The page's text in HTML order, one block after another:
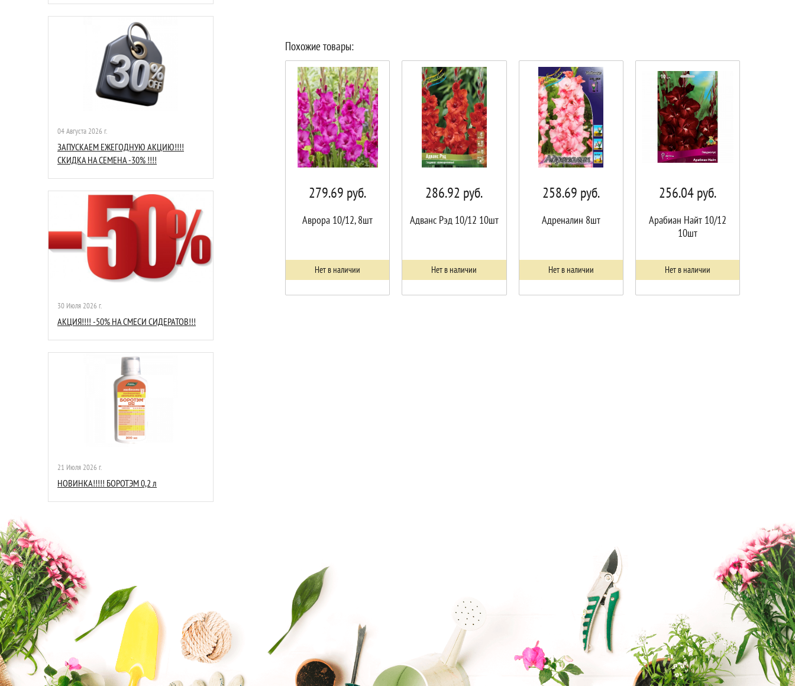
04 Августа 2026 г.
ЗАПУСКАЕМ ЕЖЕГОДНУЮ АКЦИЮ!!!!
СКИДКА НА СЕМЕНА -30% !!!!
30 Июля 2026 г.
АКЦИЯ!!!! -50% НА СМЕСИ СИДЕРАТОВ!!!
21 Июля 2026 г.
НОВИНКА!!!!! БОРОТЭМ 0,2 л
Похожие товары:
279.69 руб.
Аврора 10/12, 8шт
Нет в наличии
286.92 руб.
Адванс Рэд 10/12 10шт
Нет в наличии
258.69 руб.
Адреналин 8шт
Нет в наличии
256.04руб.
Арабиан Найт 10/12
10шт
Нет в наличии